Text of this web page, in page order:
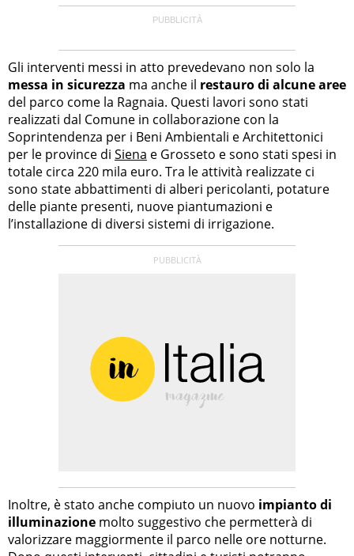
Gli interventi messi in atto prevedevano non solo la
messa in sicurezza ma anche il restauro di alcune aree
del parco come la Ragnaia. Questi lavori sono stati
realizzati dal Comune in collaborazione con la
Soprintendenza per i Beni Ambientali e Architettonici
per le province di Siena e Grosseto e sono stati spesi in
totale circa 220 mila euro. Tra le attività realizzate ci
sono state abbattimenti di alberi pericolanti, potature
delle piante presenti, nuove piantumazioni e
l’installazione di diversi sistemi di irrigazione.
Inoltre, è stato anche compiuto un nuovo impianto di
illuminazione molto suggestivo che permetterà di
valorizzare maggiormente il parco nelle ore notturne.